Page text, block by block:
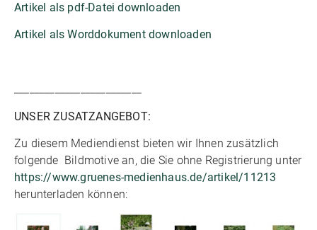
Artikel als pdf-Datei downloaden
Artikel als Worddokument downloaden
UNSER ZUSATZANGEBOT:
Zu diesem Mediendienst bieten wir Ihnen zusätzlich
folgende Bildmotive an, die Sie ohne Registrierung unter
https://www.gruenes-medienhaus.de/artikel/11213
herunterladen können: